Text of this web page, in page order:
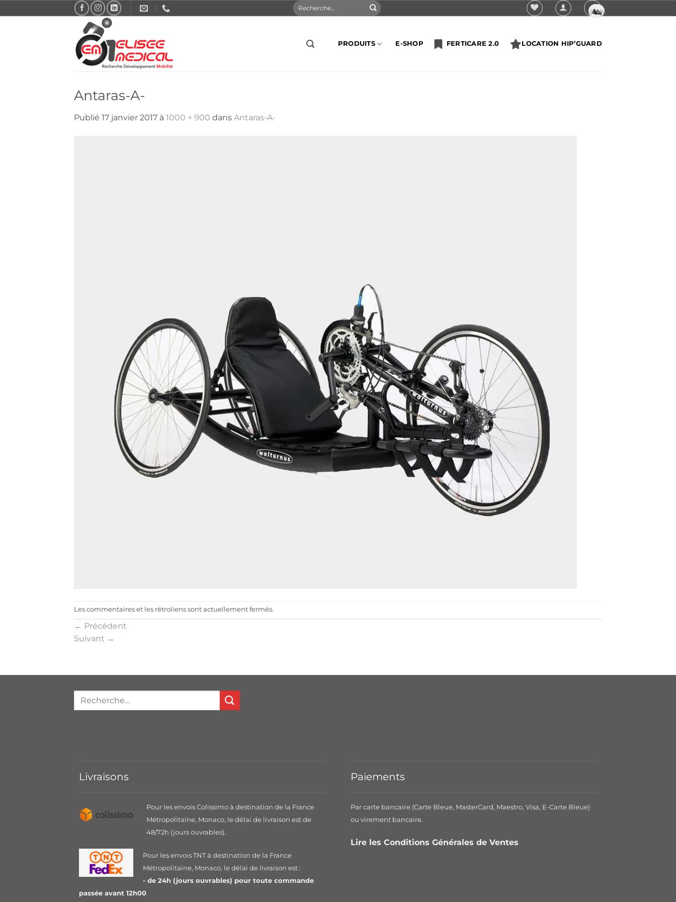
au
Recherche
pour :
PRODUITS E-SHOP FERTICARE 2.0 LOCATION HIP’GUARD
Antaras-A-
Publié 17 janvier 2017 à 1000 × 900 dans Antaras-A-
Les commentaires et les rétroliens sont actuellement fermés.
← Précédent
Suivant →
Livraisons
Pour les envois Colissimo à destination de la France
Métropolitaine, Monaco, le délai de livraison est de
48/72h (jours ouvrables).
Pour les envois TNT à destination de la France
Métropolitaine, Monaco, le délai de livraison est :
- de 24h (jours ouvrables) pour toute commande
passée avant 12h00
Paiements
Par carte bancaire (Carte Bleue, MasterCard, Maestro, Visa, E-Carte Bleue)
ou virement bancaire.
Lire les Conditions Générales de Ventes